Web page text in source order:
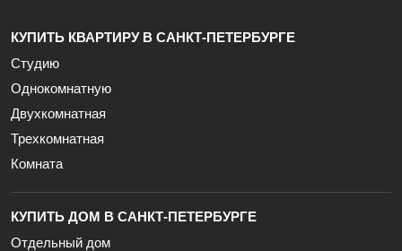
КУПИТЬ КВАРТИРУ В САНКТ-ПЕТЕРБУРГЕ
Студию
Однокомнатную
Двухкомнатная
Трехкомнатная
Комната
КУПИТЬ ДОМ В САНКТ-ПЕТЕРБУРГЕ
Отдельный дом